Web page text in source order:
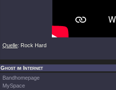
Quelle: Rock Hard
Ghost im Internet
Bandhomepage
MySpace